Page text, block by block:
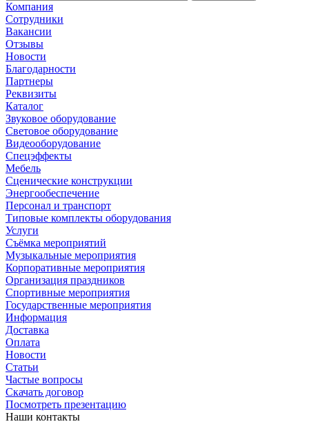
Компания
Сотрудники
Вакансии
Отзывы
Новости
Благодарности
Партнеры
Реквизиты
Каталог
Звуковое оборудование
Световое оборудование
Видеооборудование
Спецэффекты
Мебель
Сценические конструкции
Энергообеспечение
Персонал и транспорт
Типовые комплекты оборудования
Услуги
Съёмка мероприятий
Музыкальные мероприятия
Корпоративные мероприятия
Организация праздников
Спортивные мероприятия
Государственные мероприятия
Информация
Доставка
Оплата
Новости
Статьи
Частые вопросы
Скачать договор
Посмотреть презентацию
Наши контакты